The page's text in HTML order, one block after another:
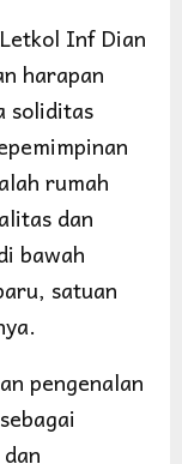
Inf Dian
harapan
soliditas
rumah
dan
bawah
satuan
pengenalan